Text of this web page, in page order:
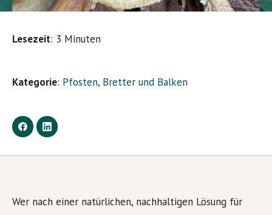
Lesezeit: 3 Minuten
Kategorie: Pfosten, Bretter und Balken
Wer nach einer natürlichen, nachhaltigen Lösung für